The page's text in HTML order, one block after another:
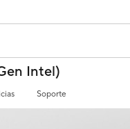
Intel)
Soporte